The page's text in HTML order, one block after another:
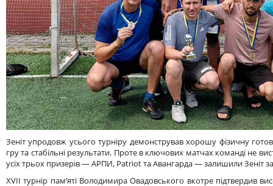
Зеніт упродовж усього турніру демонстрував хорошу фізичну
гру та стабільні результати. Проте в ключових матчах команді не
усіх трьох призерів — АРПИ, Patriot та Авангарда — залишили Зеніт
XVII турнір пам’яті Володимира Овадовського вкотре підтвердив